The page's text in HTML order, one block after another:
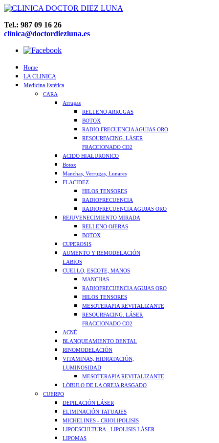
Tel.: 987 09 16 26
clínica@doctordiezluna.es
Home
LA CLINICA
Medicina Estética
CARA
Arrugas
RELLENO ARRUGAS
BOTOX
RADIO FRECUENCIA AGUJAS ORO
RESOURFACING. LÁSER
FRACCIONADO CO2
ACIDO HIALURONICO
Botox
Manchas, Verrugas, Lunares
FLACIDEZ
HILOS TENSORES
RADIOFRECUENCIA
RADIOFRECUENCIA AGUJAS ORO
REJUVENECIMIENTO MIRADA
RELLENO OJERAS
BOTOX
CUPEROSIS
AUMENTO Y REMODELACIÓN
LABIOS
CUELLO, ESCOTE, MANOS
MANCHAS
RADIOFRECUENCIA AGUJAS ORO
HILOS TENSORES
MESOTERAPIA REVITALIZANTE
RESOURFACING. LÁSER
FRACCIONADO CO2
ACNÉ
BLANQUEAMIENTO DENTAL
RINOMODELACIÓN
VITAMINAS, HIDRATACIÓN,
LUMINOSIDAD
MESOTERAPIA REVITALIZANTE
LÓBULO DE LA OREJA RASGADO
CUERPO
DEPILACIÓN LÁSER
ELIMINACIÓN TATUAJES
MICHELINES - CRIOLIPOLISIS
LIPOESCULTURA - LIPOLISIS LÁSER
LIPOMAS